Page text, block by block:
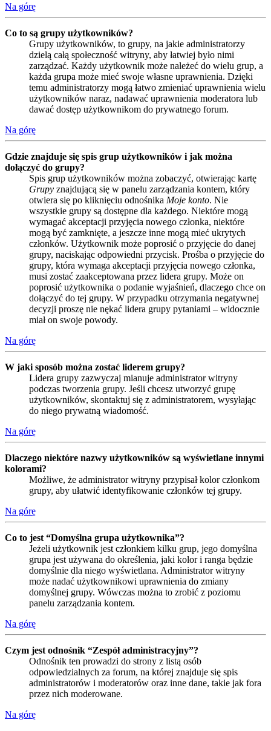
Na górę
Co to są grupy użytkowników?
Grupy użytkowników, to grupy, na jakie administratorzy
dzielą całą społeczność witryny, aby łatwiej było nimi
zarządzać. Każdy użytkownik może należeć do wielu grup, a
każda grupa może mieć swoje własne uprawnienia. Dzięki
temu administratorzy mogą łatwo zmieniać uprawnienia wielu
użytkowników naraz, nadawać uprawnienia moderatora lub
dawać dostęp użytkownikom do prywatnego forum.
Na górę
Gdzie znajduje się spis grup użytkowników i jak można
dołączyć do grupy?
Spis grup użytkowników można zobaczyć, otwierając kartę
Grupy znajdującą się w panelu zarządzania kontem, który
otwiera się po kliknięciu odnośnika Moje konto. Nie
wszystkie grupy są dostępne dla każdego. Niektóre mogą
wymagać akceptacji przyjęcia nowego członka, niektóre
mogą być zamknięte, a jeszcze inne mogą mieć ukrytych
członków. Użytkownik może poprosić o przyjęcie do danej
grupy, naciskając odpowiedni przycisk. Prośba o przyjęcie do
grupy, która wymaga akceptacji przyjęcia nowego członka,
musi zostać zaakceptowana przez lidera grupy. Może on
poprosić użytkownika o podanie wyjaśnień, dlaczego chce on
dołączyć do tej grupy. W przypadku otrzymania negatywnej
decyzji proszę nie nękać lidera grupy pytaniami – widocznie
miał on swoje powody.
Na górę
W jaki sposób można zostać liderem grupy?
Lidera grupy zazwyczaj mianuje administrator witryny
podczas tworzenia grupy. Jeśli chcesz utworzyć grupę
użytkowników, skontaktuj się z administratorem, wysyłając
do niego prywatną wiadomość.
Na górę
Dlaczego niektóre nazwy użytkowników są wyświetlane innymi
kolorami?
Możliwe, że administrator witryny przypisał kolor członkom
grupy, aby ułatwić identyfikowanie członków tej grupy.
Na górę
Co to jest “Domyślna grupa użytkownika”?
Jeżeli użytkownik jest członkiem kilku grup, jego domyślna
grupa jest używana do określenia, jaki kolor i ranga będzie
domyślnie dla niego wyświetlana. Administrator witryny
może nadać użytkownikowi uprawnienia do zmiany
domyślnej grupy. Wówczas można to zrobić z poziomu
panelu zarządzania kontem.
Na górę
Czym jest odnośnik “Zespół administracyjny”?
Odnośnik ten prowadzi do strony z listą osób
odpowiedzialnych za forum, na której znajduje się spis
administratorów i moderatorów oraz inne dane, takie jak fora
przez nich moderowane.
Na górę